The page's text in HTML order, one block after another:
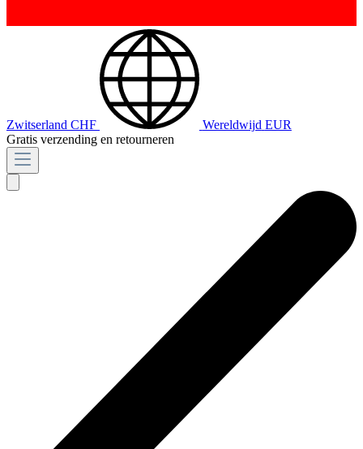
Zwitserland CHF Wereldwijd EUR
Gratis verzending en retourneren